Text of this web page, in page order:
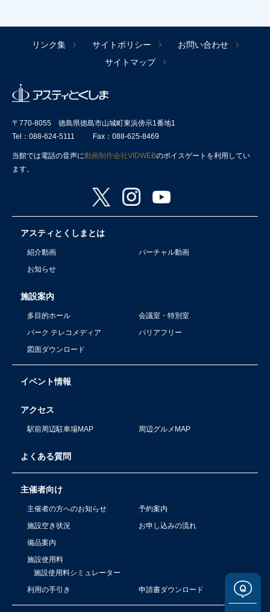
リンク集 サイトポリシー
お問い合わせ
サイトマップ
〒770-8055 徳島県徳島市山城町東浜傍示1番地1
Tel：088-624-5111
Fax：088-625-8469
当館では電話の音声に動画制作会社VIDWEBのボイスゲートを利用してい
ます。
アスティとくしまとは
紹介動画
バーチャル動画
お知らせ
施設案内
多目的ホール
会議室・特別室
パーク テレコメディア
バリアフリー
図面ダウンロード
イベント情報
アクセス
駅前周辺駐車場MAP 周辺グルメMAP
よくある質問
主催者向け
主催者の方へのお知らせ
予約案内
施設空き状況
お申し込みの流れ
備品案内
施設使用料
施設使用料シミュレーター
利用の手引き
申請書ダウンロード